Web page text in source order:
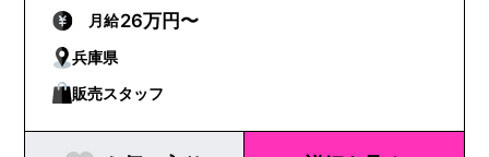
月給26万円〜
兵庫県
販売スタッフ